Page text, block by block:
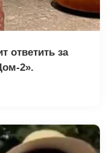
ответить за
2».